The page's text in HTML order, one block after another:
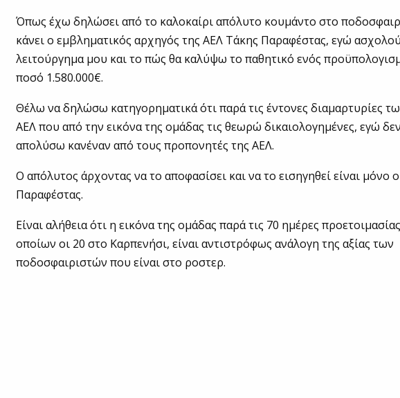
Όπως έχω δηλώσει από το καλοκαίρι απόλυτο κουμάντο στο
κάνει ο εμβληματικός αρχηγός της ΑΕΛ Τάκης Παραφέστας, εγώ
λειτούργημα μου και το πώς θα καλύψω το παθητικό ενός
ποσό 1.580.000€.
Θέλω να δηλώσω κατηγορηματικά ότι παρά τις έντονες διαμαρτυρίες
ΑΕΛ που από την εικόνα της ομάδας τις θεωρώ δικαιολογημένες, εγώ
απολύσω κανέναν από τους προπονητές της ΑΕΛ.
Ο απόλυτος άρχοντας να το αποφασίσει και να το εισηγηθεί είναι μόνο
Παραφέστας.
Είναι αλήθεια ότι η εικόνα της ομάδας παρά τις 70 ημέρες
οποίων οι 20 στο Καρπενήσι, είναι αντιστρόφως ανάλογη της αξίας των
ποδοσφαιριστών που είναι στο ροστερ.